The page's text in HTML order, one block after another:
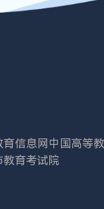
信息网 中国高等
教育考试院